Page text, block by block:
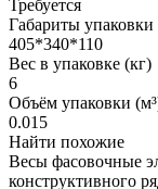
Требуется
Габариты
405*340*110
Вес в упаковке (кг)
6
Объём упаковки
0.015
Найти похожие
Весы фасовочные
конструктивного